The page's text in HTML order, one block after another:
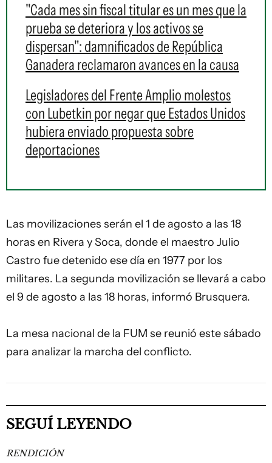
"Cada mes sin fiscal titular es un mes que la
prueba se deteriora y los activos se
dispersan": damnificados de República
Ganadera reclamaron avances en la causa
Legisladores del Frente Amplio molestos
con Lubetkin por negar que Estados Unidos
hubiera enviado propuesta sobre
deportaciones
Las movilizaciones serán el 1 de agosto a las 18
horas en Rivera y Soca, donde el maestro Julio
Castro fue detenido ese día en 1977 por los
militares. La segunda movilización se llevará a cabo
el 9 de agosto a las 18 horas, informó Brusquera.
La mesa nacional de la FUM se reunió este sábado
para analizar la marcha del conflicto.
SEGUÍ LEYENDO
RENDICIÓN